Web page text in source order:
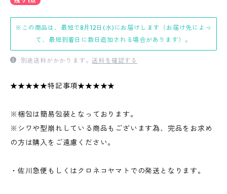
※この商品は、最短で8月12日(水)にお届けします（お届け先によっ
て、最短到着日に数日追加される場合があります）。
別途送料がかかります。送料を確認する
★★★★★特記事項★★★★★
※梱包は簡易包装となっております。
※シワや型崩れしている商品もございます為、完品をお求め
の方は購入をご遠慮ください。
・佐川急便もしくはクロネコヤマトでの発送となります。